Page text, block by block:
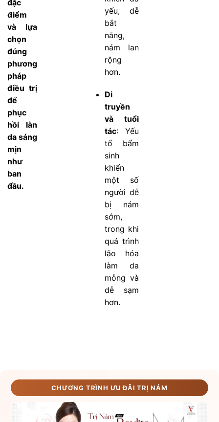
đặc
điểm
và lựa
chọn
đúng
phương
pháp
điều trị
để
phục
hồi làn
da sáng
mịn
như
ban
đầu.
yếu, dễ
bắt
nắng,
nám lan
rộng
hơn.
Di
truyền
và tuổi
tác: Yếu
tố bẩm
sinh
khiến
một số
người dễ
bị nám
sớm,
trong khi
quá trình
lão hóa
làm da
mỏng và
dễ sạm
hơn.
CHƯƠNG TRÌNH ƯU ĐÃI TRỊ NÁM